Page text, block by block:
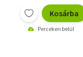
Kosárba
Perceken belül